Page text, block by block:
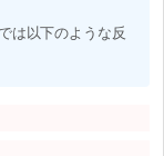
は以下のような反